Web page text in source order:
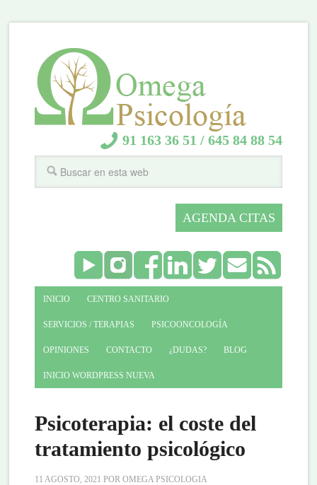
91 163 36 51 / 645 84 88 54
AGENDA CITAS
INICIO CENTRO SANITARIO
SERVICIOS / TERAPIAS PSICOONCOLOGÍA
OPINIONES CONTACTO ¿DUDAS? BLOG
INICIO WORDPRESS NUEVA
Psicoterapia: el coste del
tratamiento psicológico
11 AGOSTO, 2021 POROMEGA PSICOLOGIA